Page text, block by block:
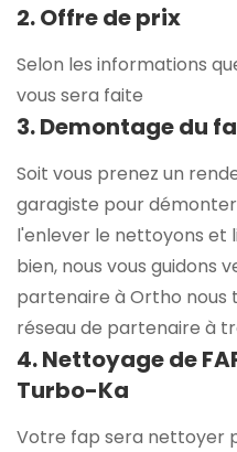
2. Offre de prix
Selon les informations
vous sera faite
3. Demontage du
Soit vous prenez un
garagiste pour
l'enlever le nettoyons et
bien, nous vous guidons
partenaire à Ortho nous
réseau de partenaire à
4. Nettoyage de
Turbo-Ka
Votre fap sera nettoyer